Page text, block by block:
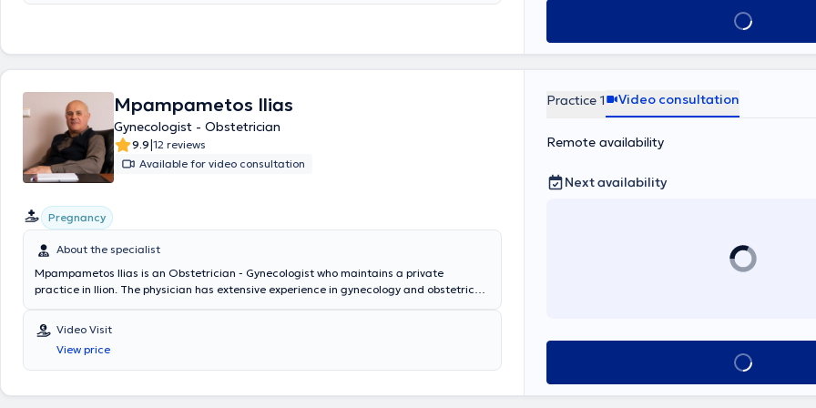
"Venizeleio" and at the General Hospital of Athens "Alexandra," where he gained
Book
Mpampametos Ilias
Gynecologist - Obstetrician
9.9|12 reviews
Available for video consultation
Pregnancy
About the specialist
Mpampametos Ilias is an Obstetrician - Gynecologist who maintains a private
practice in Ilion. The physician has extensive experience in gynecology and obstetrics,
pathology and high-risk pregnancy, as well as gynecological infertility. Other services
offered at the clinic include Pap tests, cultures, ultrasounds of the uterus and ovaries,
among others.
Video Visit
View price
Practice 1 Video consultation
Remote availability
Next availability
Book